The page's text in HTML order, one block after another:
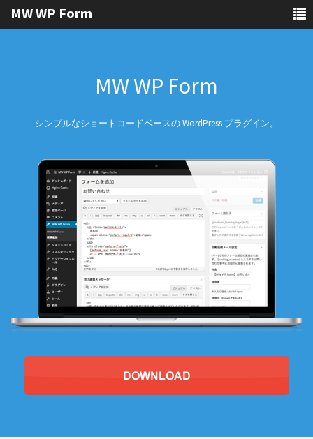
MW WP Form
MW WP Form
シンプルなショートコードベースの WordPress プラグイン。